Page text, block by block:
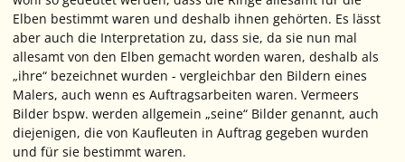
Elben bestimmt waren und deshalb ihnen gehörten. Es lässt
aber auch die Interpretation zu, dass sie, da sie nun mal
allesamt von den Elben gemacht worden waren, deshalb als
„ihre“ bezeichnet wurden - vergleichbar den Bildern eines
Malers, auch wenn es Auftragsarbeiten waren. Vermeers
Bilder bspw. werden allgemein „seine“ Bilder genannt, auch
diejenigen, die von Kaufleuten in Auftrag gegeben wurden
und für sie bestimmt waren.